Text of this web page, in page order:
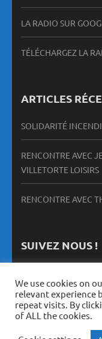
LA RADIO SUR
TÉLÉCHARGEZ LA
ARTICLES
SOLIDARITÉ
RENCONTRE AVEC
VILLETORTE LOISIRS
RENCONTRE AVEC
SUIVEZ NOUS !
We use cookies on
relevant experience
repeat visits. By
of ALL the cookies.